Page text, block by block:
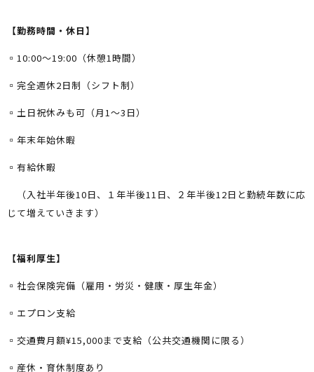
【勤務時間・休日】
▫️10:00〜19:00（休憩1時間）
▫️完全週休2日制（シフト制）
▫️土日祝休みも可（月1〜3日）
▫️年末年始休暇
▫️有給休暇
（入社半年後10日、１年半後11日、２年半後12日と勤続年数に応
じて増えていきます）
【福利厚生】
▫️社会保険完備（雇用・労災・健康・厚生年金）
▫️エプロン支給
▫️交通費月額¥15,000まで支給（公共交通機関に限る）
▫️産休・育休制度あり